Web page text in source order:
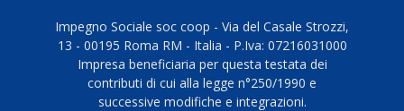
Impegno Sociale soc coop - Via del Casale Strozzi,
13 - 00195 Roma RM - Italia - P.Iva: 07216031000
Impresa beneficiaria per questa testata dei
contributi di cui alla legge n°250/1990 e
successive modifiche e integrazioni.